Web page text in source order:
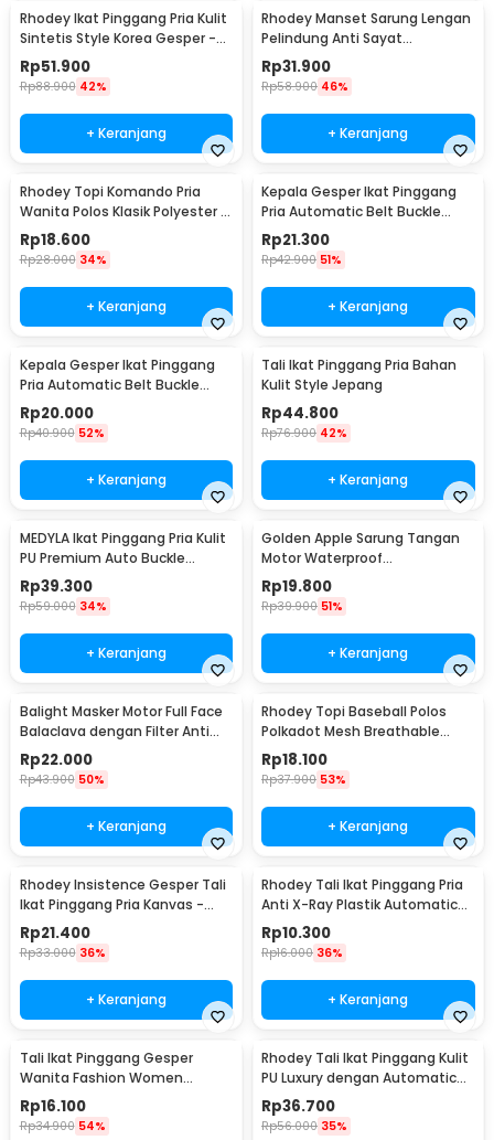
Rhodey Ikat Pinggang Pria Kulit
Sintetis Style Korea Gesper -
B1033
Rp51.900
Rp88.900 42%
+ Keranjang
Rhodey Manset Sarung Lengan
Pelindung Anti Sayat
Polyethylene Fiber - SYLC-
HB001
Rp31.900
Rp58.900 46%
+ Keranjang
Rhodey Topi Komando Pria
Wanita Polos Klasik Polyester -
F314
Rp18.600
Rp28.000 34%
+ Keranjang
Kepala Gesper Ikat Pinggang
Pria Automatic Belt Buckle
Metal Model 2 - 620
Rp21.300
Rp42.900 51%
+ Keranjang
Kepala Gesper Ikat Pinggang
Pria Automatic Belt Buckle
Metal Model 4 - 620
Rp20.000
Rp40.900 52%
+ Keranjang
Tali Ikat Pinggang Pria Bahan
Kulit Style Jepang
Rp44.800
Rp76.900 42%
+ Keranjang
MEDYLA Ikat Pinggang Pria Kulit
PU Premium Auto Buckle
Gesper Metal Model 2 -
AA7900
Rp39.300
Rp59.000 34%
+ Keranjang
Golden Apple Sarung Tangan
Motor Waterproof
Touchscreen Kulit Sintetis Pria
- 9070
Rp19.800
Rp39.900 51%
+ Keranjang
Balight Masker Motor Full Face
Balaclava dengan Filter Anti
Debu - CISE
Rp22.000
Rp43.900 50%
+ Keranjang
Rhodey Topi Baseball Polos
Polkadot Mesh Breathable
Katun Poliester - MZ237
Rp18.100
Rp37.900 53%
+ Keranjang
Rhodey Insistence Gesper Tali
Ikat Pinggang Pria Kanvas -
2008
Rp21.400
Rp33.000 36%
+ Keranjang
Rhodey Tali Ikat Pinggang Pria
Anti X-Ray Plastik Automatic
Buckle - 899
Rp10.300
Rp16.000 36%
+ Keranjang
Tali Ikat Pinggang Gesper
Wanita Fashion Women
Leather Belt 110cm - LCL-HF38
Rp16.100
Rp34.900 54%
Rhodey Tali Ikat Pinggang Kulit
PU Luxury dengan Automatic
Buckle - GSPR
Rp36.700
Rp56.000 35%